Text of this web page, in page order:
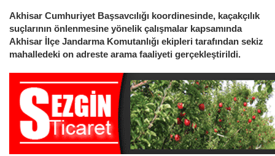
Akhisar Cumhuriyet Başsavcılığı koordinesinde, kaçakçılık
suçlarının önlenmesine yönelik çalışmalar kapsamında
Akhisar İlçe Jandarma Komutanlığı ekipleri tarafından sekiz
mahalledeki on adreste arama faaliyeti gerçekleştirildi.